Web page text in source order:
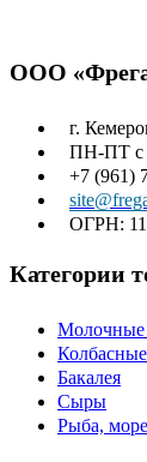
ООО
г.
ПН-ПТ с
+7 (961)
ОГРН:
Категории
Молочные
Бакалея
Сыры
Рыба,